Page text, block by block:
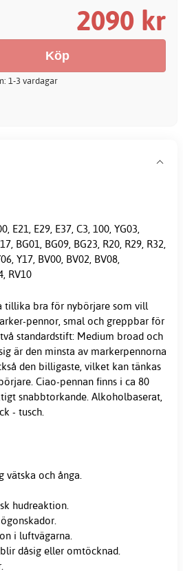
2090 kr
1-3 vardagar
E21, E29, E37, C3, 100, YG03,
BG01, BG09, BG23, R20, R29, R32,
Y17, BV00, BV02, BV08,
RV10
tillika bra för nybörjare som vill
pennor, smal och greppbar för
standardstift: Medium broad och
är den minsta av markerpennorna
den billigaste, vilket kan tänkas
Ciao-pennan finns i ca 80
snabbtorkande. Alkoholbaserat,
- tusch.
vätska och ånga.
hudreaktion.
i luftvägarna.
dåsig eller omtöcknad.